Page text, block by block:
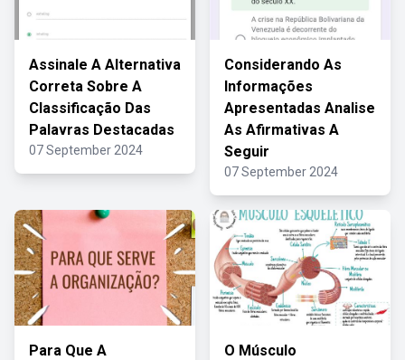
Assinale A Alternativa
Correta Sobre A
Classificação Das
Palavras Destacadas
07 September 2024
Considerando As
Informações
Apresentadas Analise
As Afirmativas A
Seguir
07 September 2024
Para Que A O Músculo